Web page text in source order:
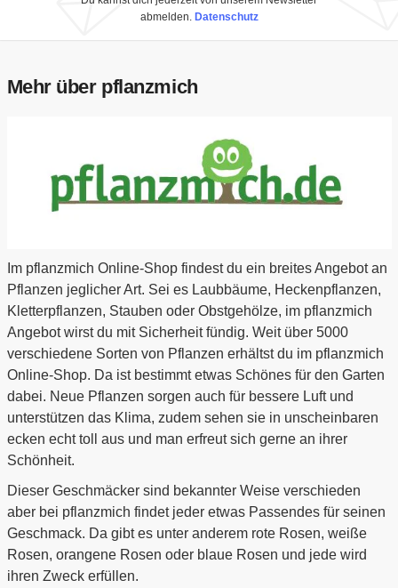
abmelden. Datenschutz
Mehr über pflanzmich
Im pflanzmich Online-Shop findest du ein breites Angebot an
Pflanzen jeglicher Art. Sei es Laubbäume, Heckenpflanzen,
Kletterpflanzen, Stauben oder Obstgehölze, im pflanzmich
Angebot wirst du mit Sicherheit fündig. Weit über 5000
verschiedene Sorten von Pflanzen erhältst du im pflanzmich
Online-Shop. Da ist bestimmt etwas Schönes für den Garten
dabei. Neue Pflanzen sorgen auch für bessere Luft und
unterstützen das Klima, zudem sehen sie in unscheinbaren
ecken echt toll aus und man erfreut sich gerne an ihrer
Schönheit.
Dieser Geschmäcker sind bekannter Weise verschieden
aber bei pflanzmich findet jeder etwas Passendes für seinen
Geschmack. Da gibt es unter anderem rote Rosen, weiße
Rosen, orangene Rosen oder blaue Rosen und jede wird
ihren Zweck erfüllen.